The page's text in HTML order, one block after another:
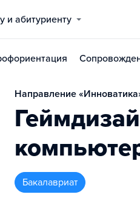
и абитуриенту
Направление
бакалавриат